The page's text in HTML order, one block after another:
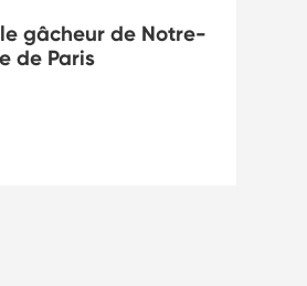
gâcheur de Notre-
de Paris